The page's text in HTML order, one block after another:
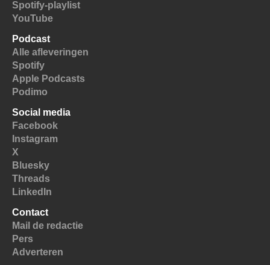
Spotify-playlist
YouTube
Podcast
Alle afleveringen
Spotify
Apple Podcasts
Podimo
Social media
Facebook
Instagram
X
Bluesky
Threads
LinkedIn
Contact
Mail de redactie
Pers
Adverteren